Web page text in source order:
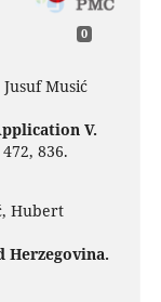
0
Musić
V.
472, 836.
Hubert
Herzegovina.